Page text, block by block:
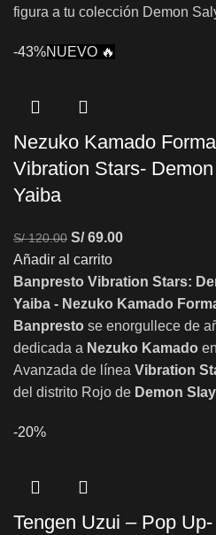
figura a tu colección Demon
-43%NUEVO 🔥
Nezuko Kamado
Vibration Stars-
Yaiba
S/120.00 S/69.00
Añadir al carrito
Banpresto Vibration Stars:
Yaiba - Nezuko Kamado
Banpresto se enorgullece de
dedicada a Nezuko Kamado
Avanzada de línea Vibration
del distrito Rojo de Demon
-20%
Tengen Uzui – Pop